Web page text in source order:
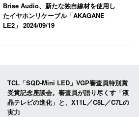
Brise Audio、新たな独自線材を使用し
たイヤホンリケーブル「AKAGANE
LE2」2024/09/19
TCL「SQD-Mini LED」VGP審査員特別賞
受賞記念座談会。審査員が語り尽くす「液
晶テレビの進化」と、X11L／C8L／C7Lの
実力